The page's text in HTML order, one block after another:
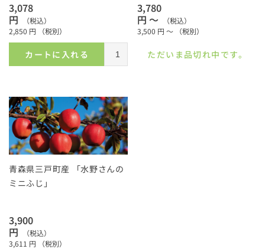
3,078
円
（税込）
2,850 円 （税別）
カートに入れる
3,780
円 ～
（税込）
3,500 円 ～ （税別）
ただいま品切れ中です。
青森県三戸町産 「水野さんの
ミニふじ」
3,900
円
（税込）
3,611 円 （税別）